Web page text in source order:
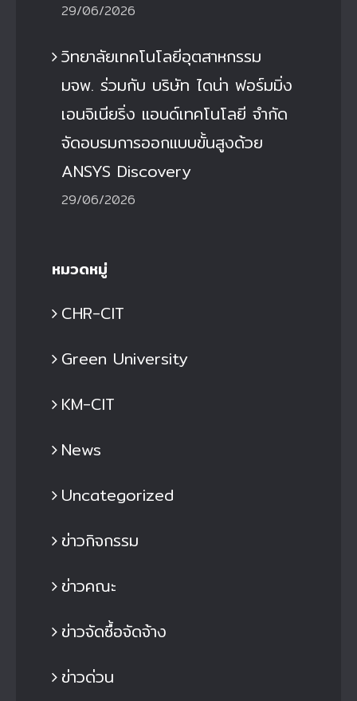
29/06/2026
วิทยาลัยเทคโนโลยีอุตสาหกรรม
มจพ. ร่วมกับ บริษัท ไดน่า ฟอร์มมิ่ง
เอนจิเนียริ่ง แอนด์เทคโนโลยี จำกัด
จัดอบรมการออกแบบขั้นสูงด้วย
ANSYS Discovery
29/06/2026
หมวดหมู่
CHR-CIT
Green University
KM-CIT
News
Uncategorized
ข่าวกิจกรรม
ข่าวคณะ
ข่าวจัดซื้อจัดจ้าง
ข่าวด่วน